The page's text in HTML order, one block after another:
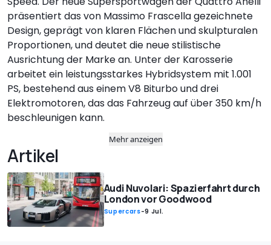
präsentiert das von Massimo Frascella gezeichnete
Design, geprägt von klaren Flächen und skulpturalen
Proportionen, und deutet die neue stilistische
Ausrichtung der Marke an. Unter der Karosserie
arbeitet ein leistungsstarkes Hybridsystem mit 1.001
PS, bestehend aus einem V8 Biturbo und drei
Elektromotoren, das das Fahrzeug auf über 350 km/h
beschleunigen kann.
Mehr anzeigen
Artikel
Audi Nuvolari: Spazierfahrt durch
London vor Goodwood
Supercars-9 Jul.